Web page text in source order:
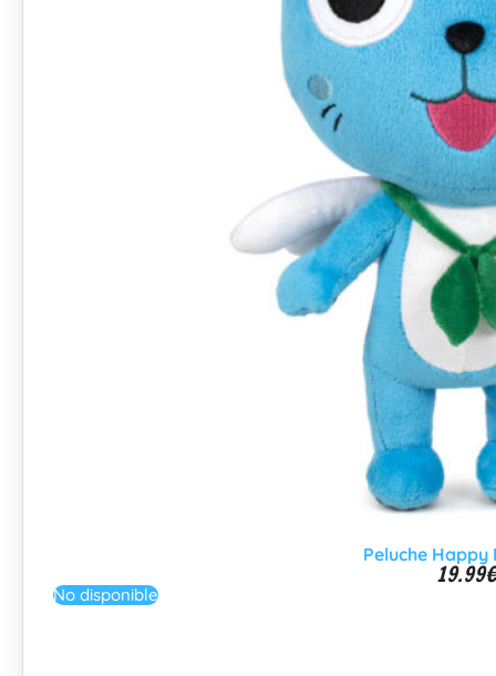
Peluche Happy
19.99€
No disponible